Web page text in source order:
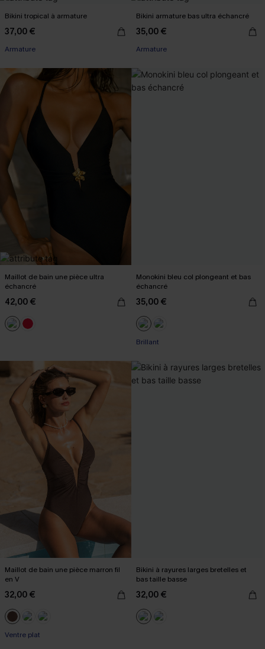
Bikini tropical à armature
37,00 €
Armature
Bikini armature bas ultra échancré
35,00 €
Armature
Maillot de bain une pièce ultra
échancré
42,00 €
Monokini bleu col plongeant et bas
échancré
35,00 €
Brillant
Maillot de bain une pièce marron fil
en V
32,00 €
Ventre plat
Bikini à rayures larges bretelles et
bas taille basse
32,00 €